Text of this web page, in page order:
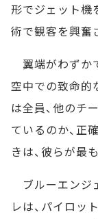
形でジェット機
術で観客を興奮
翼端がわずか
空中での致命的
は全員、他のチ
ているのか、正
きは、彼らが最
ブルーエンジ
レは、パイロッ